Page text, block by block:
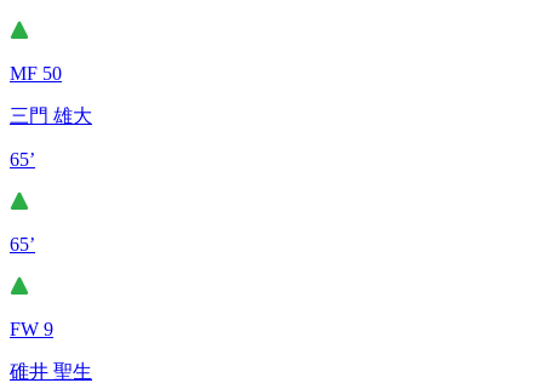
MF 50
三門 雄大
65’
65’
FW 9
碓井 聖生